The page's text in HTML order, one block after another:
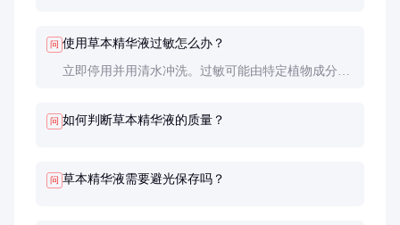
问 使用草本精华液过敏怎么办？
立即停用并用清水冲洗。过敏可能由特定植物成分引
问 如何判断草本精华液的质量？
问 草本精华液需要避光保存吗？